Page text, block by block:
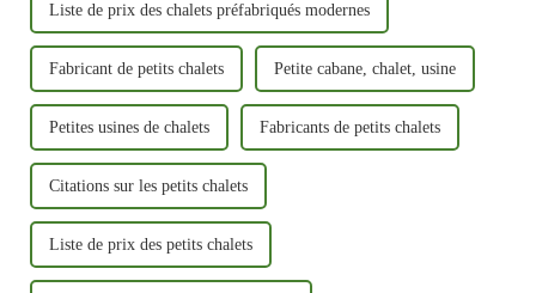
Liste de prix des chalets préfabriqués modernes
Fabricant de petits chalets Petite cabane, chalet, usine
Petites usines de chalets Fabricants de petits chalets
Citations sur les petits chalets
Liste de prix des petits chalets